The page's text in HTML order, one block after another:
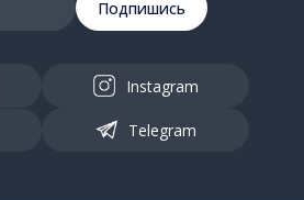
Подпишись
Instagram
Telegram